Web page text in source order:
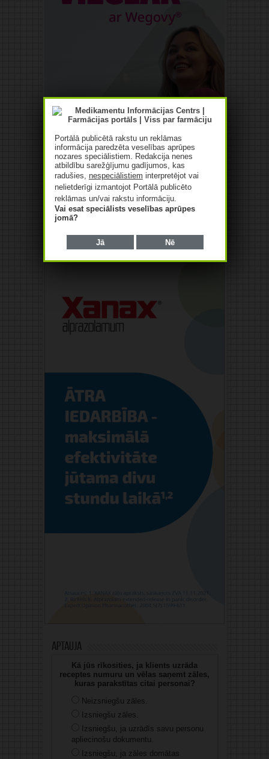
Aptauja
Kā jūs rīkosities, ja klients uzrāda
receptes numuru un vēlas saņemt zāles,
kuras parakstītas citai personai?
Neizsniegšu zāles.
Izsniegšu zāles.
Izsniegšu, ja uzrādīs savu personu
apliecinošu dokumentu.
Izsniegšu, ja zāles domātas
Portālā publicētā rakstu un reklāmas
informācija paredzēta veselības aprūpes
nozares speciālistiem. Redakcija nenes
atbildību sarežģījumu gadījumos, kas
radušies, nespeciālistiem interpretējot vai
nelietderīgi izmantojot Portālā publicēto
reklāmas un/vai rakstu informāciju.
Vai esat speciālists veselības aprūpes
jomā?
Jā Nē